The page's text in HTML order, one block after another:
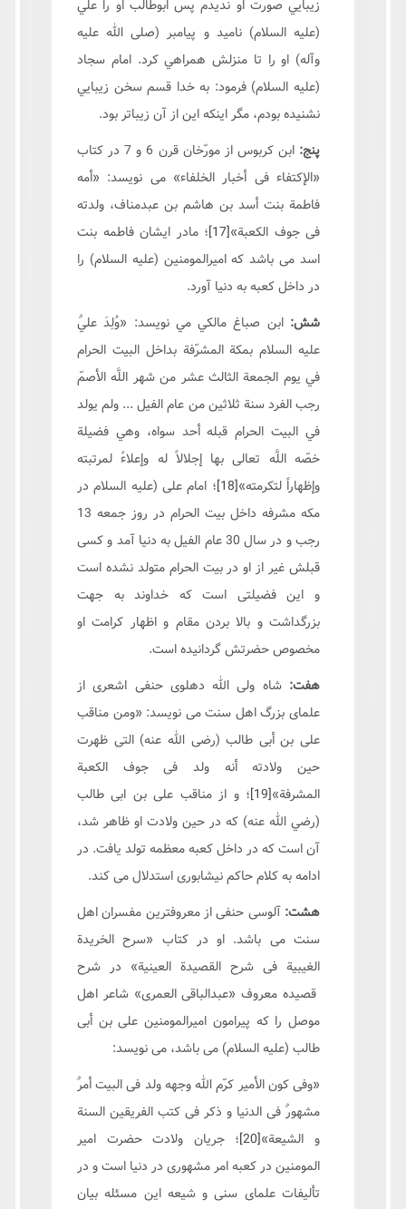
زيبايي صورت او نديدم پس ابوطالب او را علي
(علیه السلام) ناميد و پيامبر (صلی الله علیه
وآله) او را تا منزلش همراهي کرد. امام سجاد
(عليه السلام) فرمود: به خدا قسم سخن زيبايي
نشنيده بودم، مگر اینکه اين از آن زيباتر بود.
پنج:
ابن كربوس از مورّخان قرن 6 و 7 در کتاب
«الإکتفاء فی أخبار الخلفاء» می نویسد: «أمه
فاطمة بنت أسد بن هاشم بن عبدمناف، ولدته
فی جوف الکعبة»[17]
؛ مادر ایشان فاطمه بنت
اسد می باشد که امیرالمومنین (علیه السلام) را
در داخل کعبه به دنیا آورد.
شش:ابن صباغ مالكي مي نويسد: «وُلِدَ عليٌ
عليه السلام بمكة المشرّفة بداخل البيت الحرام
في يوم الجمعة الثالث عشر من شهر اللَّه الأصمّ
رجب الفرد سنة ثلاثين من عام الفيل ... ولم يولد
في البيت الحرام قبله أحد سواه، وهي فضيلة
خصّه اللَّه تعالى بها إجلالاً له وإعلاءً لمرتبته
وإظهاراً لتكرمته»[18]
؛ امام علی (علیه السلام در
مکه مشرفه داخل بیت الحرام در روز جمعه 13
رجب و در سال 30 عام الفیل به دنیا آمد و کسی
قبلش غیر از او در بیت الحرام متولد نشده است
و اين فضيلتى است كه خداوند به جهت
بزرگداشت و بالا بردن مقام و اظهار كرامت او
مخصوص حضرتش گردانيده است.
هفت:شاه ولی الله دهلوی حنفی اشعری از
علمای بزرگ اهل سنت می نویسد: «ومن مناقب
علی بن أبی طالب (رضی الله عنه) التی ظهرت
حین ولادته أنه ولد فی جوف الکعبة
المشرفة»[19]
؛ و از مناقب علی بن ابی طالب
(رضي الله عنه) كه در حين ولادت او ظاهر شد،
آن است كه در داخل كعبه معظمه تولد يافت. در
ادامه به کلام حاکم نیشابوری استدلال می کند.
هشت:آلوسی حنفی از معروفترین مفسران اهل
سنت می باشد. او در کتاب «سرح الخریدة
الغیبیة فی شرح القصیدة العینیة» در شرح
قصیده معروف «عبدالباقی العمری» شاعر اهل
موصل را که پیرامون امیرالمومنین علی بن أبی
طالب (عليه السلام) می باشد، می نویسد:
«وفی کون الأمیر کرّم الله وجهه ولد فی البیت أمرٌ
مشهورٌ فی الدنیا و ذکر فی کتب الفریقین السنة
و الشیعة»[20]
؛ جریان ولادت حضرت امیر
المومنین در کعبه امر مشهوری در دنیا است و در
تألیفات علمای سنی و شیعه این مسئله بیان